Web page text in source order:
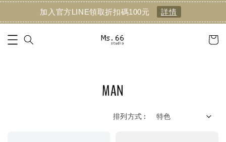
加入官方LINE領取折扣碼100元 詳情
MAN
排列方式 :